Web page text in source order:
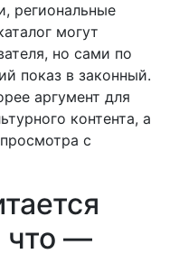
региональные
могут
но сами по
показ в законный.
аргумент для
контента, а
с
что —